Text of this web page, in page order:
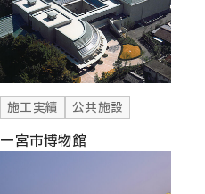
施工実績 公共施設
一宮市博物館